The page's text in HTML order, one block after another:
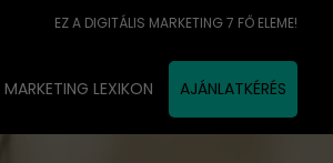
EZ A DIGITÁLIS MARKETING 7 FŐ ELEME!
MARKETING LEXIKON AJÁNLATKÉRÉS